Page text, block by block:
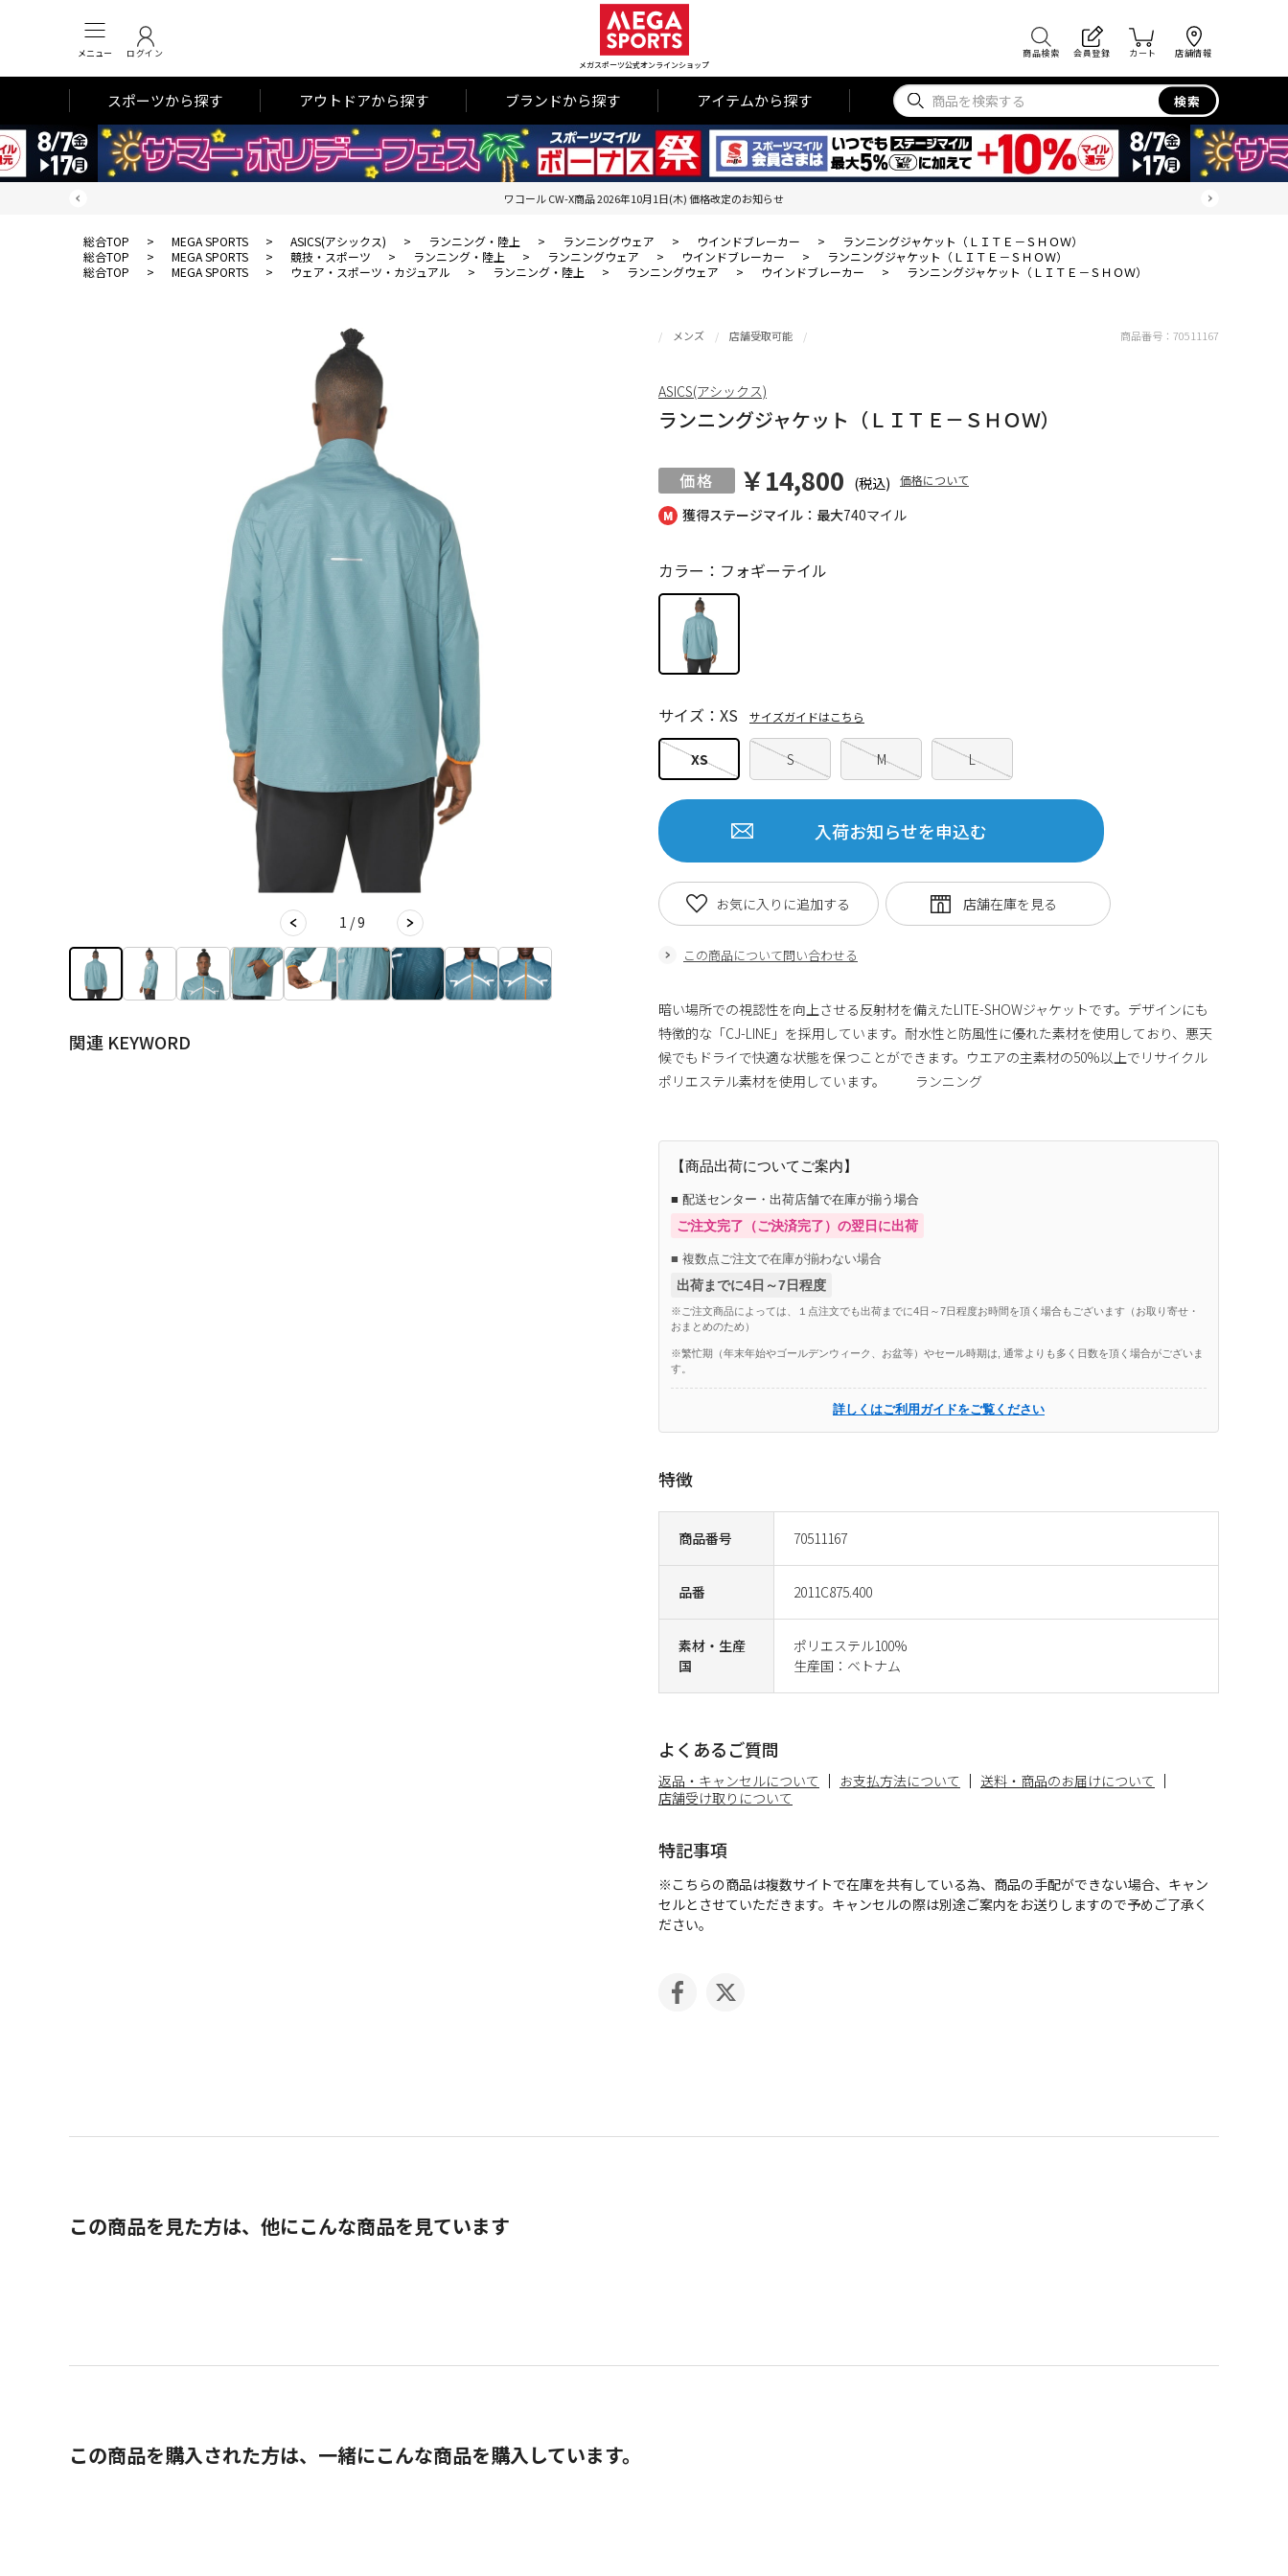
メニュー ログイン
メガスポーツ公式オンラインショップ
商品検索 会員登録 カート 店舗情報
スポーツから探す アウトドアから探す ブランドから探す アイテムから探す 検索
ワコール CW-X商品 2026年10月1日(木) 価格改定のお知らせ
総合TOP > MEGA SPORTS > ASICS(アシックス) > ランニング・陸上 > ランニングウェア > ウインドブレーカー >
ランニングジャケット（ＬＩＴＥ－ＳＨＯＷ）
総合TOP
> MEGA SPORTS > 競技・スポーツ > ランニング・陸上 > ランニングウェア > ウインドブレーカー >
ランニングジャケット（ＬＩＴＥ－ＳＨＯＷ）
総合TOP
> MEGA SPORTS > ウェア・スポーツ・カジュアル > ランニング・陸上 > ランニングウェア > ウインドブレーカー > ランニングジャケット（ＬＩＴＥ－ＳＨＯＷ）
1 / 9
関連 KEYWORD
獲得ステージマイル：最大740マイル
メンズ 店舗受取可能
ランニングジャケット（ＬＩＴＥ－ＳＨＯＷ）
￥14,800 (税込) 価格について
商品番号 70511167
品番 2011C875.400
素材・生産
国
ポリエステル100%
生産国：ベトナム
カラー：フォギーテイル
XS S M L
サイズ：XS サイズガイドはこちら
入荷お知らせを申込む
この商品について問い合わせる
お気に入りに追加する
商品番号： 70511167
ASICS(アシックス)
暗い場所での視認性を向上させる反射材を備えたLITE-SHOWジャケットです。デザインにも
特徴的な「CJ-LINE」を採用しています。耐水性と防風性に優れた素材を使用しており、悪天
候でもドライで快適な状態を保つことができます。ウエアの主素材の50%以上でリサイクル
ポリエステル素材を使用しています。 ランニング
【商品出荷についてご案内】
■ 配送センター・出荷店舗で在庫が揃う場合
ご注文完了（ご決済完了）の翌日に出荷
■ 複数点ご注文で在庫が揃わない場合
出荷までに4日～7日程度
※ご注文商品によっては、１点注文でも出荷までに4日～7日程度お時間を頂く場合もございます（お取り寄せ・
おまとめのため）
※繁忙期（年末年始やゴールデンウィーク、お盆等）やセール時期は, 通常よりも多く日数を頂く場合がございま
す。
詳しくはご利用ガイドをご覧ください
特徴
よくあるご質問
返品・キャンセルについて お支払方法について
送料・商品のお届けについて
店舗受け取りについて
特記事項
※こちらの商品は複数サイトで在庫を共有している為、商品の手配ができない場合、キャン
セルとさせていただきます。キャンセルの際は別途ご案内をお送りしますので予めご了承く
ださい。
この商品を見た方は、他にこんな商品を見ています
この商品を購入された方は、一緒にこんな商品を購入しています。